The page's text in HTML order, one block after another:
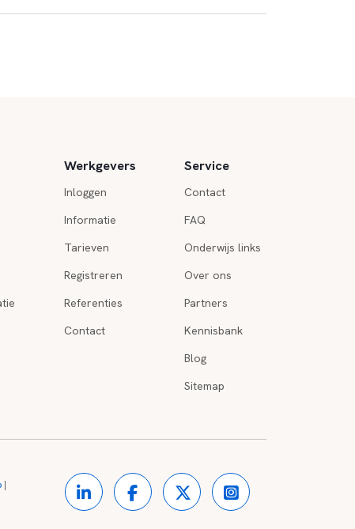
Werkgevers
Inloggen
Informatie
Tarieven
Registreren
Referenties
Contact
Service
Contact
FAQ
Onderwijs links
Over ons
Partners
Kennisbank
Blog
Sitemap
|